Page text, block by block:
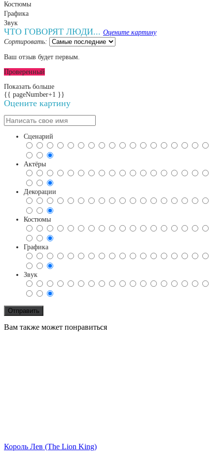
Костюмы
Графика
Звук
ЧТО ГОВОРЯТ ЛЮДИ... Оцените картину
Сортировать:
Ваш отзыв будет первым.
Проверенный
Показать больше
{{ pageNumber+1 }}
Оцените картину
Сценарий
Актёры
Декорации
Костюмы
Графика
Звук
Вам также может понравиться
Король Лев (The Lion King)